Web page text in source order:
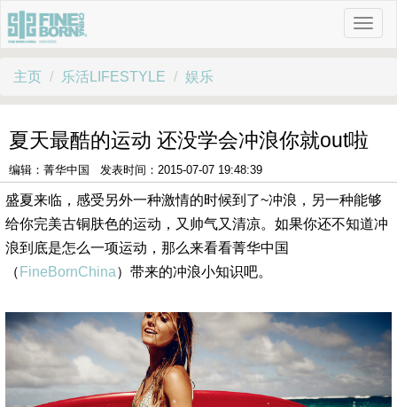
主页 乐活LIFESTYLE 娱乐
夏天最酷的运动 还没学会冲浪你就out啦
编辑：菁华中国 发表时间：2015-07-07 19:48:39
盛夏来临，感受另外一种激情的时候到了~冲浪，另一种能够
给你完美古铜肤色的运动，又帅气又清凉。如果你还不知道冲
浪到底是怎么一项运动，那么来看看菁华中国
（ FineBornChina）带来的冲浪小知识吧。